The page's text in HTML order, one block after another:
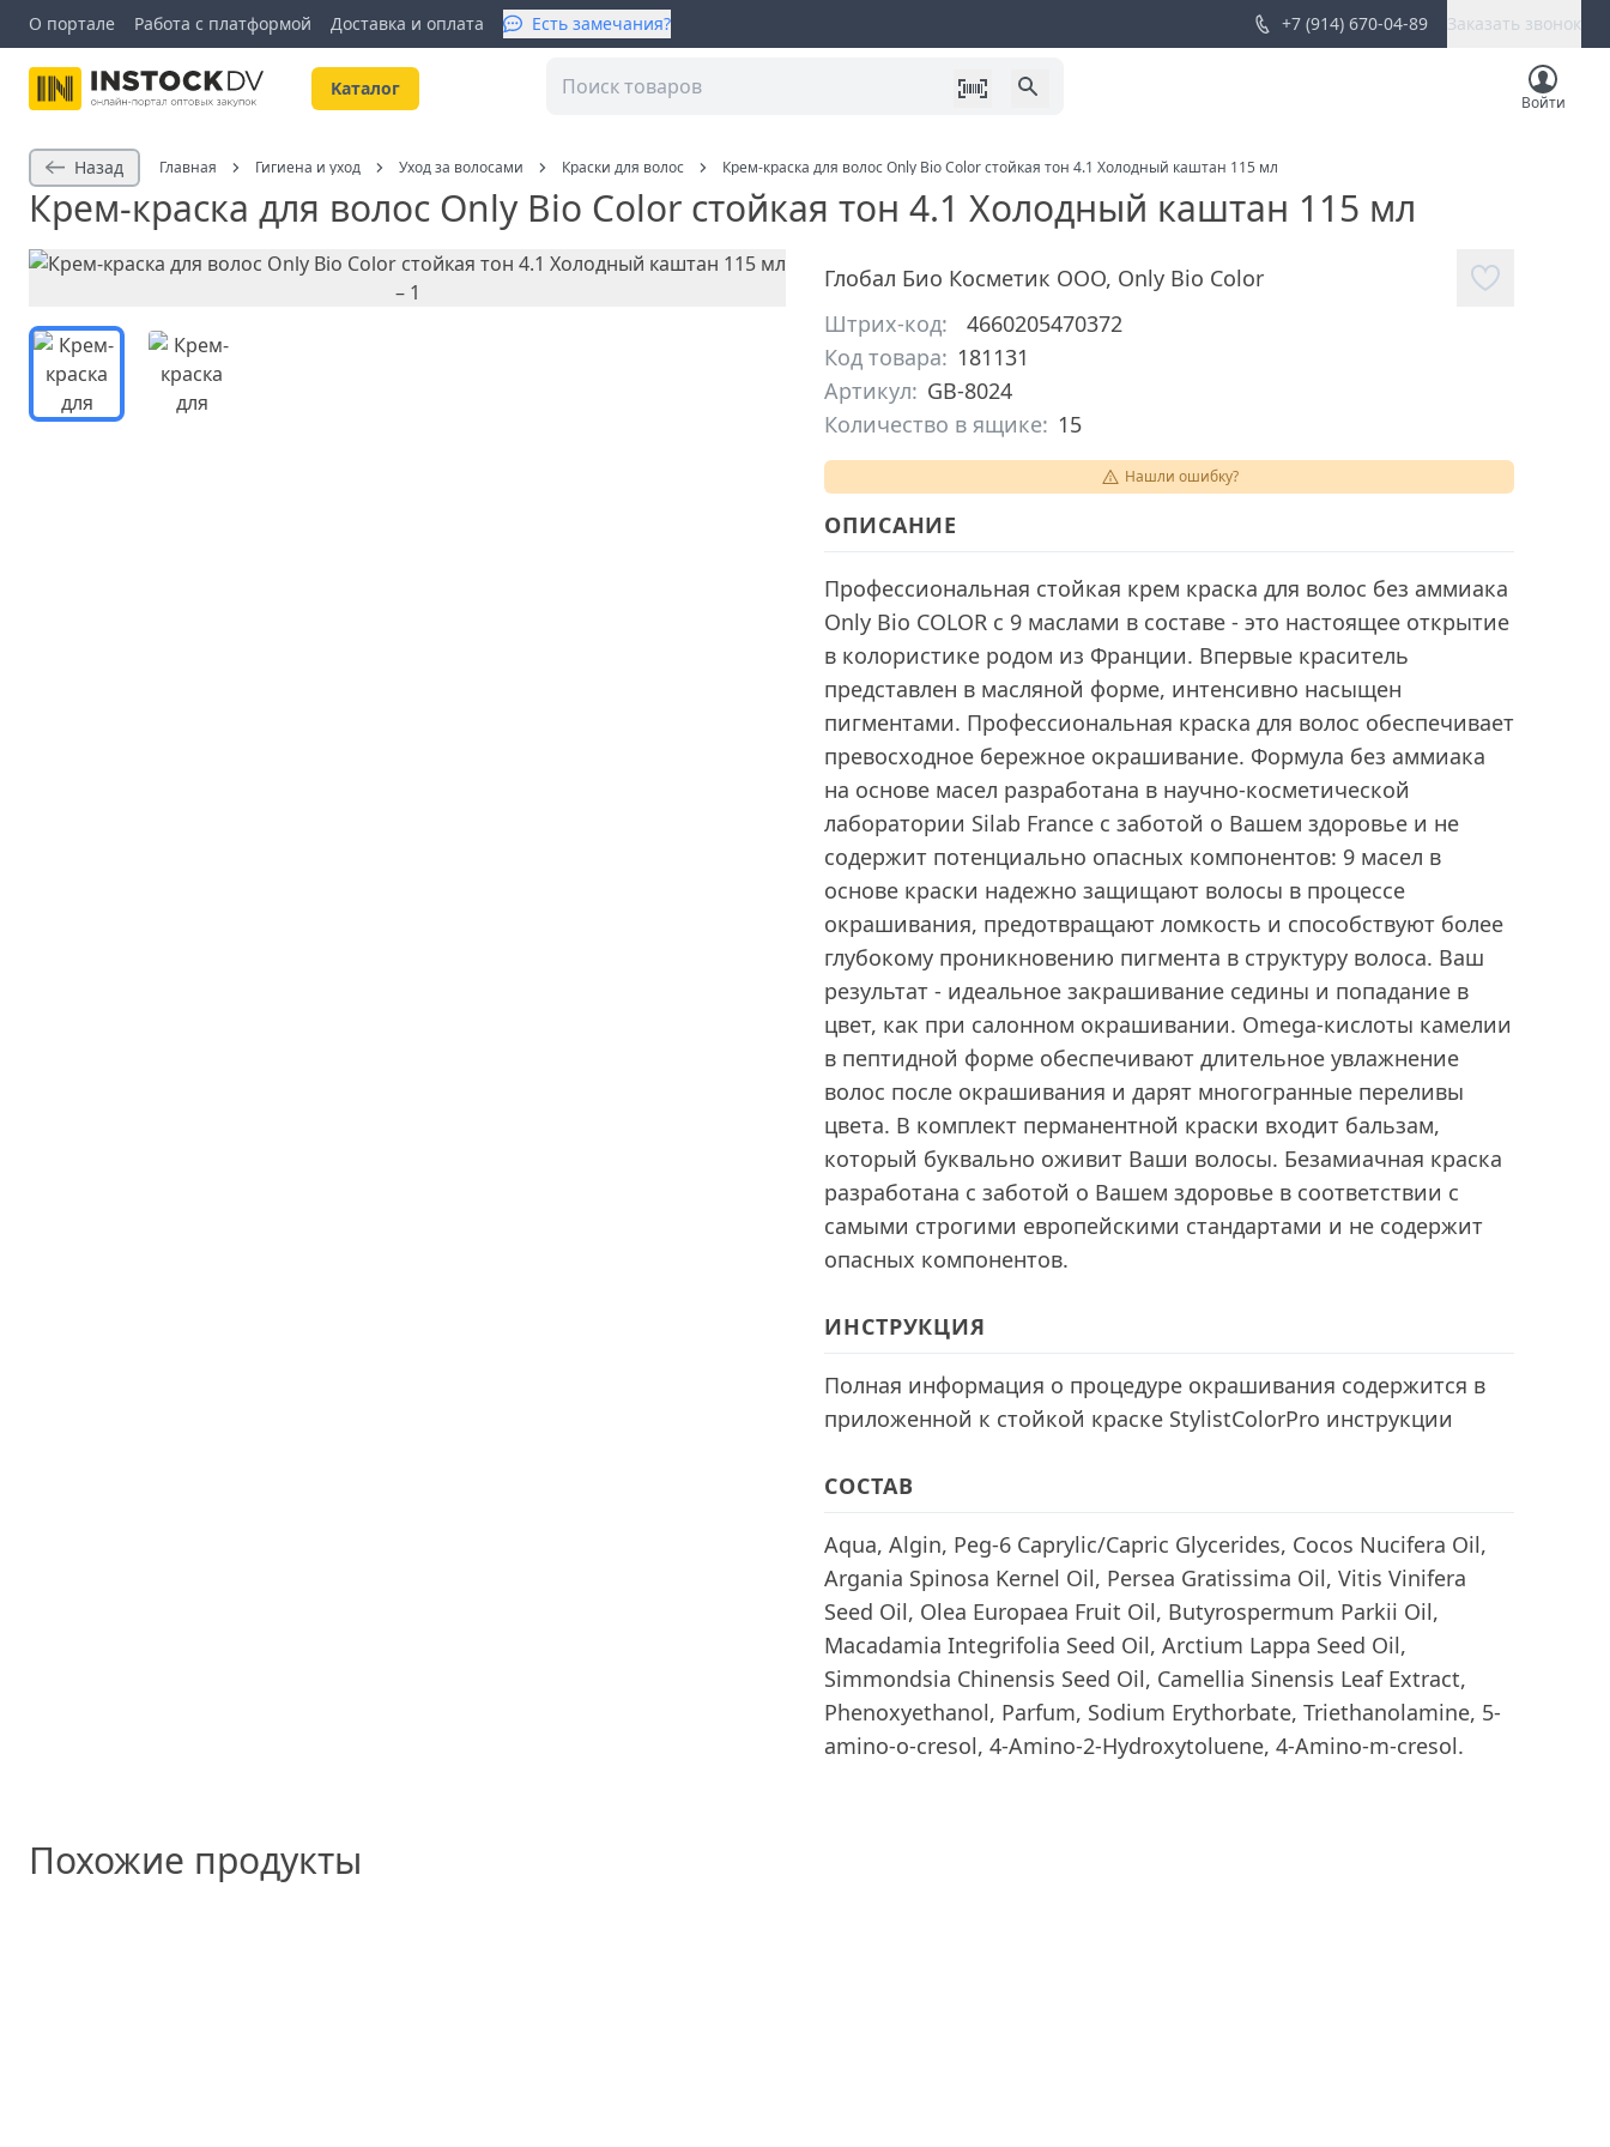
О портале Работа с платформой Доставка и оплата Есть замечания? +7 (914) 670-04-89 Заказать звонок
Kаталог
Войти
Назад Главная Гигиена и уход Уход за волосами Краски для волос Крем-краска для волос Only Bio Color стойкая тон 4.1 Холодный каштан 115 мл
Крем-краска для волос Only Bio Color стойкая тон 4.1 Холодный каштан 115 мл
Глобал Био Косметик ООО, Only Bio Color
Штрих-код:
4660205470372
Код товара: 181131
Артикул: GB-8024
Количество в ящике: 15
Нашли ошибку?
ОПИСАНИЕ
Профессиональная стойкая крем краска для волос без аммиака
Only Bio COLOR с 9 маслами в составе - это настоящее открытие
в колористике родом из Франции. Впервые краситель
представлен в масляной форме, интенсивно насыщен
пигментами. Профессиональная краска для волос обеспечивает
превосходное бережное окрашивание. Формула без аммиака
на основе масел разработана в научно-косметической
лаборатории Silab France с заботой о Вашем здоровье и не
содержит потенциально опасных компонентов: 9 масел в
основе краски надежно защищают волосы в процессе
окрашивания, предотвращают ломкость и способствуют более
глубокому проникновению пигмента в структуру волоса. Ваш
результат - идеальное закрашивание седины и попадание в
цвет, как при салонном окрашивании. Omega-кислоты камелии
в пептидной форме обеспечивают длительное увлажнение
волос после окрашивания и дарят многогранные переливы
цвета. В комплект перманентной краски входит бальзам,
который буквально оживит Ваши волосы. Безамиачная краска
разработана с заботой о Вашем здоровье в соответствии с
самыми строгими европейскими стандартами и не содержит
опасных компонентов.
ИНСТРУКЦИЯ
Полная информация о процедуре окрашивания содержится в
приложенной к стойкой краске StylistColorPro инструкции
СОСТАВ
Aqua, Algin, Peg-6 Caprylic/Capric Glycerides, Cocos Nucifera Oil,
Argania Spinosa Kernel Oil, Persea Gratissima Oil, Vitis Vinifera
Seed Oil, Olea Europaea Fruit Oil, Butyrospermum Parkii Oil,
Macadamia Integrifolia Seed Oil, Arctium Lappa Seed Oil,
Simmondsia Chinensis Seed Oil, Camellia Sinensis Leaf Extract,
Phenoxyethanol, Parfum, Sodium Erythorbate, Triethanolamine, 5-
amino-o-cresol, 4-Amino-2-Hydroxytoluene, 4-Amino-m-cresol.
Похожие продукты